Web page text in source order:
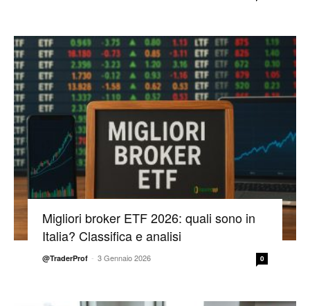
Migliori broker ETF 2026: quali sono in
Italia? Classifica e analisi
@TraderProf - 3 Gennaio 2026 0